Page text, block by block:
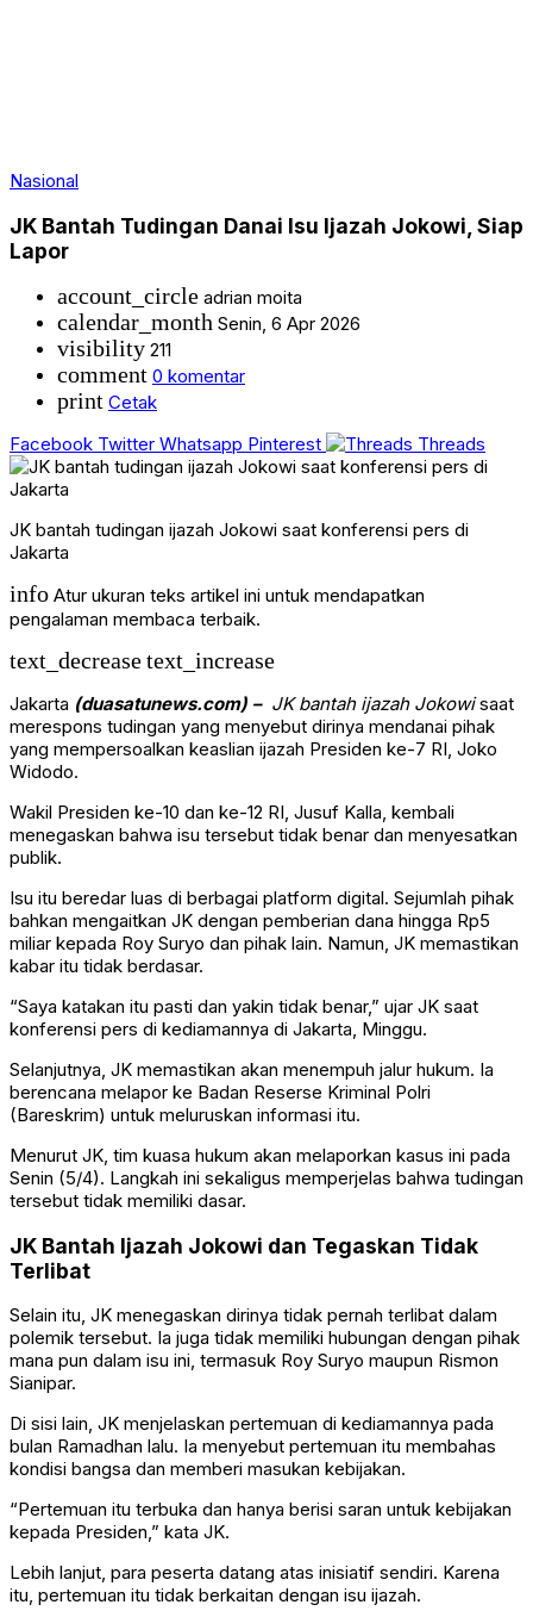
Nasional
JK Bantah Tudingan Danai Isu Ijazah Jokowi, Siap
Lapor
account_circle adrian moita
calendar_month Senin, 6 Apr 2026
visibility 211
comment 0 komentar
print Cetak
Facebook Twitter Whatsapp Pinterest Threads
JK bantah tudingan ijazah Jokowi saat konferensi pers di
Jakarta
info Atur ukuran teks artikel ini untuk mendapatkan
pengalaman membaca terbaik.
text_decreasetext_increase
Jakarta (duasatunews.com) – JK bantah ijazah Jokowisaat
merespons tudingan yang menyebut dirinya mendanai pihak
yang mempersoalkan keaslian ijazah Presiden ke-7 RI, Joko
Widodo.
Wakil Presiden ke-10 dan ke-12 RI, Jusuf Kalla, kembali
menegaskan bahwa isu tersebut tidak benar dan menyesatkan
publik.
Isu itu beredar luas di berbagai platform digital. Sejumlah pihak
bahkan mengaitkan JK dengan pemberian dana hingga Rp5
miliar kepada Roy Suryo dan pihak lain. Namun, JK memastikan
kabar itu tidak berdasar.
“Saya katakan itu pasti dan yakin tidak benar,” ujar JK saat
konferensi pers di kediamannya di Jakarta, Minggu.
Selanjutnya, JK memastikan akan menempuh jalur hukum. Ia
berencana melapor ke Badan Reserse Kriminal Polri
(Bareskrim) untuk meluruskan informasi itu.
Menurut JK, tim kuasa hukum akan melaporkan kasus ini pada
Senin (5/4). Langkah ini sekaligus memperjelas bahwa tudingan
tersebut tidak memiliki dasar.
JK Bantah Ijazah Jokowi dan Tegaskan Tidak
Terlibat
Selain itu, JK menegaskan dirinya tidak pernah terlibat dalam
polemik tersebut. Ia juga tidak memiliki hubungan dengan pihak
mana pun dalam isu ini, termasuk Roy Suryo maupun Rismon
Sianipar.
Di sisi lain, JK menjelaskan pertemuan di kediamannya pada
bulan Ramadhan lalu. Ia menyebut pertemuan itu membahas
kondisi bangsa dan memberi masukan kebijakan.
“Pertemuan itu terbuka dan hanya berisi saran untuk kebijakan
kepada Presiden,” kata JK.
Lebih lanjut, para peserta datang atas inisiatif sendiri. Karena
itu, pertemuan itu tidak berkaitan dengan isu ijazah.